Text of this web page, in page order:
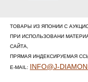
ТОВАРЫ ИЗ ЯПОНИИ С
ПРИ ИСПОЛЬЗОВАНИ
САЙТА,
ПРЯМАЯ ИНДЕКСИРУЕМАЯ
E-MAIL: INFO@J-